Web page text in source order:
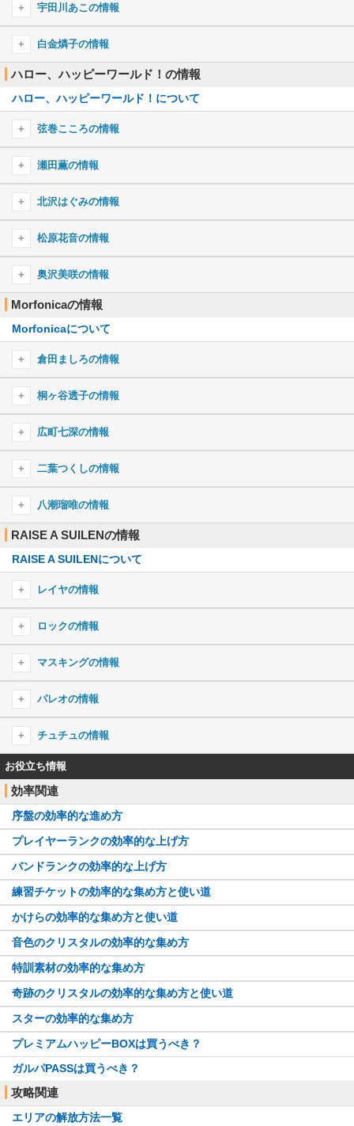
Alchemy
空色デイズ
光るなら
Little Busters!
God knows…
only my railgun
君じゃなきゃダメみたい
メランコリック
DAYS
Life Will Change
夏祭り
君に届け
Wake up!
オトモダチフィルム
夜行性ハイズ
チェリボム
Daydream café
ディスカバリー！
ミュージック・アワー
ブルーバード
群青日和
UNION
final phase
青と夏
セツナトリップ
イエスタデイ
春〜Spring〜
大河よ共に泣いてくれ
DAYS of DASH
怪物
Make it!
夜に駆ける
ラムのラブソング
徒花ネクロマンシー
キミの記憶
シャルル
ツキアカリのミチシルベ
緋色の空
海色
ファティマ
Paradisus-Paradoxum
甲賀忍法帖
Bad Apple!! feat.nomico
右肩の蝶
sister's noise
Synchrogazer
鳥の詩
My Dearest
KING
SPARK-AGAIN
ウィーアー！
おジャ魔女カーニバル!!
好き！雪！本気マジック
オレンジ
SHINY DAYS
Happy Girl
ン・パカマーチ
今井リサのキャラ一覧
宇田川あこの情報
宇田川あこのプロフィール
宇田川あこのキャラ一覧
白金燐子の情報
白金燐子のプロフィール
白金燐子のキャラ一覧
ハロー、ハッピーワールド！の情報
ハロー、ハッピーワールド！について
弦巻こころの情報
弦巻こころのプロフィール
弦巻こころのキャラ一覧
瀬田薫の情報
瀬田薫のプロフィール
瀬田薫のキャラ一覧
北沢はぐみの情報
北沢はぐみのプロフィール
北沢はぐみのキャラ一覧
松原花音の情報
松原花音のプロフィール
松原花音のキャラ一覧
奥沢美咲の情報
奥沢美咲のプロフィール
奥沢美咲のキャラ一覧
Morfonicaの情報
Morfonicaについて
倉田ましろの情報
倉田ましろのプロフィール
倉田ましろのキャラ一覧
桐ヶ谷透子の情報
桐ヶ谷透子のプロフィール
桐ヶ谷透子のキャラ一覧
広町七深の情報
広町七深のプロフィール
広町七深のキャラ一覧
二葉つくしの情報
二葉つくしのプロフィール
二葉つくしのキャラ一覧
八潮瑠唯の情報
八潮瑠唯のプロフィール
八潮瑠唯のキャラ一覧
RAISE A SUILENの情報
RAISE A SUILENについて
レイヤの情報
レイヤのプロフィール
レイヤのキャラ一覧
ロックの情報
ロックのプロフィール
ロックのキャラ一覧
マスキングの情報
マスキングのプロフィール
マスキングのキャラ一覧
パレオの情報
パレオのプロフィール
パレオのキャラ一覧
チュチュの情報
チュチュのプロフィール
チュチュのキャラ一覧
お役立ち情報
効率関連
序盤の効率的な進め方
プレイヤーランクの効率的な上げ方
バンドランクの効率的な上げ方
練習チケットの効率的な集め方と使い道
かけらの効率的な集め方と使い道
音色のクリスタルの効率的な集め方
特訓素材の効率的な集め方
奇跡のクリスタルの効率的な集め方と使い道
スターの効率的な集め方
プレミアムハッピーBOXは買うべき？
ガルパPASSは買うべき？
攻略関連
エリアの解放方法一覧